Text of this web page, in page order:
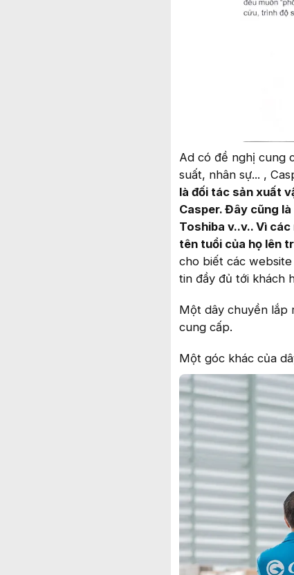
Ad có đề nghị cung
suất, nhân sự... ,
là đối tác sản xuất
Casper. Đây cũng
Toshiba v..v.. Vì
tên tuổi của họ lên
cho biết các
tin đầy đủ tới khách
Một dây chuyền lắp
cung cấp.
Một góc khác của